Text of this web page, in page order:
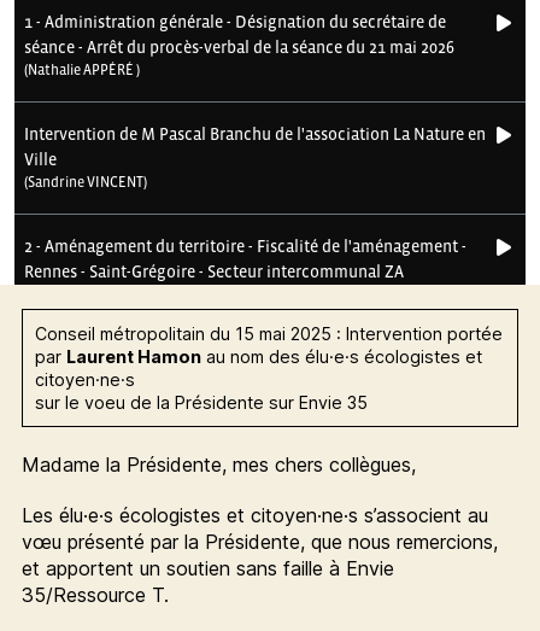
Conseil métropolitain du 15 mai 2025 : Intervention portée
par Laurent Hamon au nom des élu·e·s écologistes et
citoyen·ne·s
sur le voeu de la Présidente sur Envie 35
Madame la Présidente, mes chers collègues,
Les élu·e·s écologistes et citoyen·ne·s s’associent au
vœu présenté par la Présidente, que nous remercions,
et apportent un soutien sans faille à Envie
35/Ressource T.